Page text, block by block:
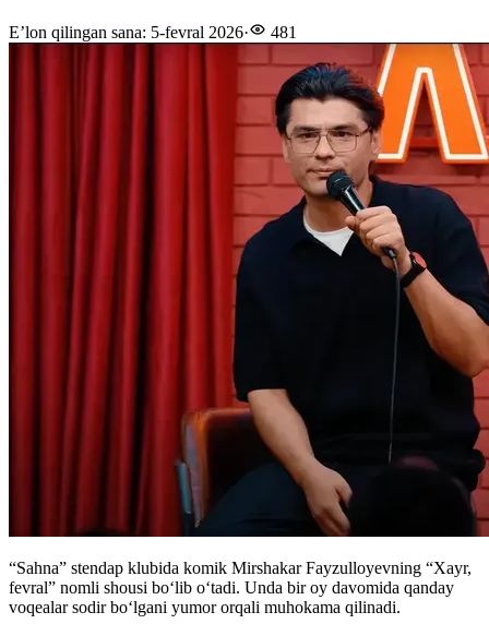
E’lon qilingan sana: 5-fevral 2026· 481
“Sahna” stendap klubida komik Mirshakar Fayzulloyevning “Xayr,
fevral” nomli shousi boʻlib oʻtadi. Unda bir oy davomida qanday
voqealar sodir boʻlgani yumor orqali muhokama qilinadi.